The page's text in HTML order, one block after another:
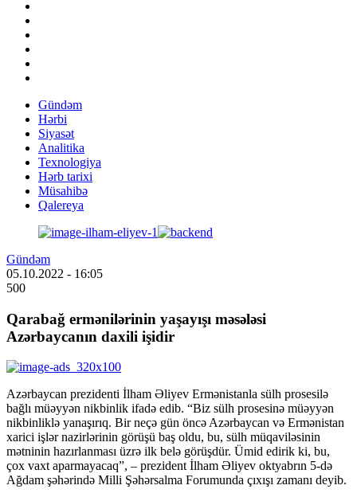
Gündəm
Hərbi
Siyasət
Analitika
Texnologiya
Hərb tarixi
Müsahibə
Qalereya
Gündəm
05.10.2022 - 16:05
500
Qarabağ ermənilərinin yaşayışı məsələsi
Azərbaycanın daxili işidir
Azərbaycan prezidenti İlham Əliyev Ermənistanla sülh prosesilə
bağlı müəyyən nikbinlik ifadə edib. “Biz sülh prosesinə müəyyən
nikbinliklə yanaşırıq. Bir neçə gün öncə Azərbaycan və Ermənistan
xarici işlər nazirlərinin görüşü baş oldu, bu, sülh müqaviləsinin
mətninin hazırlanması üzrə ilk belə görüşdür. Ümid edirik ki, bu,
çox vaxt aparmayacaq”, – prezident İlham Əliyev oktyabrın 5-də
Ağdam şəhərində Milli Şəhərsalma Forumunda çıxışı zamanı deyib.